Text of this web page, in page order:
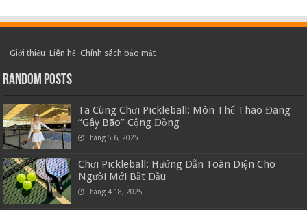
Giới thiệu Liên hệ Chính sách bảo mật
Random Posts
Ta Cùng Chơi Pickleball: Môn Thể Thao Đang
“Gây Bão” Cộng Đồng
Tháng 5 6, 2025
Chơi Pickleball: Hướng Dẫn Toàn Diện Cho
Người Mới Bắt Đầu
Tháng 4 18, 2025